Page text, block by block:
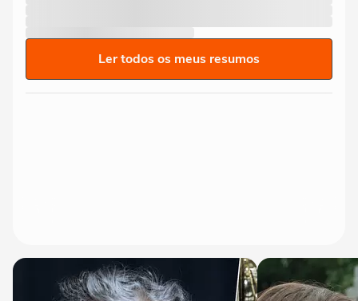
Ler todos os meus resumos